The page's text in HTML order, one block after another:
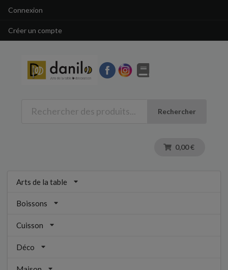
Connexion
Créer un compte
Rechercher
0,00 €
Arts de la table
Boissons
Cuisson
Déco